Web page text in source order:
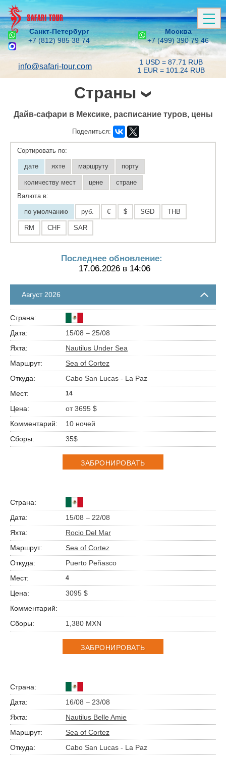
Санкт-Петербург
+7 (812) 985 38 74
Москва
+7 (499) 390 79 46
info@safari-tour.com
1 USD = 87.71 RUB
1 EUR = 101.24 RUB
Страны
Дайв-сафари в Мексике, расписание туров, цены
Поделиться:
Сортировать по:
дате яхте маршруту порту
количеству мест цене
стране
Валюта в:
по умолчанию руб. € $ SGD THB
RM CHF SAR
Последнее обновление:
17.06.2026 в 14:06
Август 2026
15/08 – 25/08
Nautilus Under Sea
Sea of Cortez
Cabo San Lucas - La Paz
14
от 3695 $
10 ночей
35$
ЗАБРОНИРОВАТЬ
15/08 – 22/08
Rocio Del Mar
Sea of Cortez
Puerto Peñasco
4
3095 $
1,380 MXN
ЗАБРОНИРОВАТЬ
16/08 – 23/08
Nautilus Belle Amie
Sea of Cortez
Cabo San Lucas - La Paz